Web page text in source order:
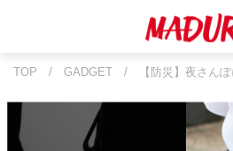
TOP / GADGET / 【防災】夜さん